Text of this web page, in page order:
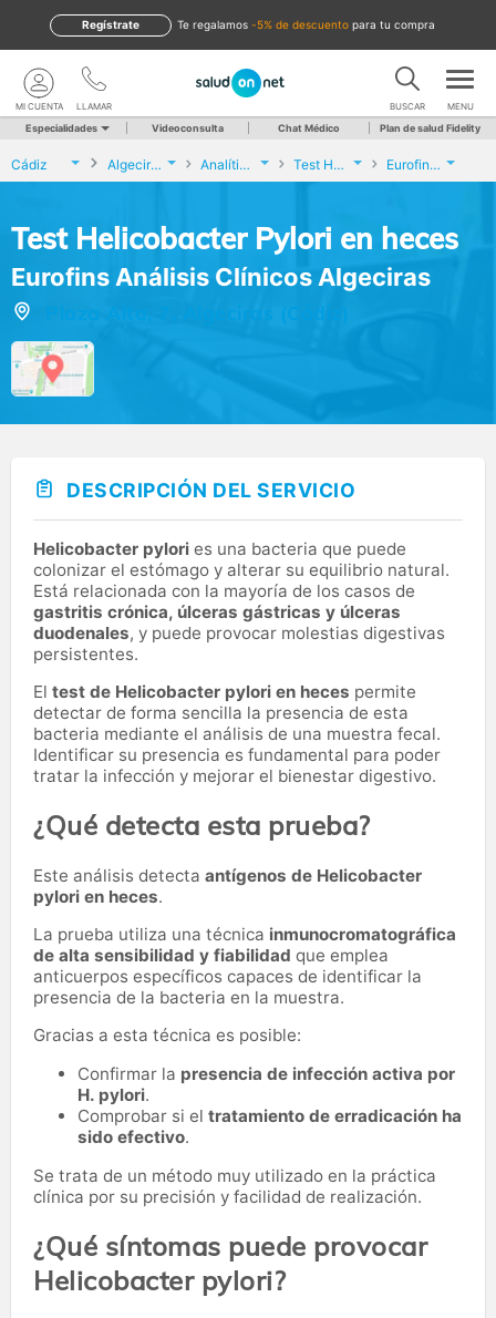
te regalamos -5% de descuento para tu compra
Regístrate
LLAMAR
MI CUENTA BUSCAR MENU
Especialidades Videoconsulta Chat Médico Plan de salud Fidelity
Cádiz Algeciras Analíticas y Genética Test Helicobacter Pylori en heces Eurofins Análisis Clínicos Algeciras
Test Helicobacter Pylori en heces
Eurofins Análisis Clínicos Algeciras
Plaza Alta, 7, Algeciras (Cádiz)
DESCRIPCIÓN DEL SERVICIO
Helicobacter pylori es una bacteria que puede
colonizar el estómago y alterar su equilibrio natural.
Está relacionada con la mayoría de los casos de
gastritis crónica, úlceras gástricas y úlceras
duodenales, y puede provocar molestias digestivas
persistentes.
El test de Helicobacter pylori en heces permite
detectar de forma sencilla la presencia de esta
bacteria mediante el análisis de una muestra fecal.
Identificar su presencia es fundamental para poder
tratar la infección y mejorar el bienestar digestivo.
¿Qué detecta esta prueba?
Este análisis detecta antígenos de Helicobacter
pylori en heces.
La prueba utiliza una técnica inmunocromatográfica
de alta sensibilidad y fiabilidad que emplea
anticuerpos específicos capaces de identificar la
presencia de la bacteria en la muestra.
Gracias a esta técnica es posible:
Confirmar la presencia de infección activa por
H. pylori.
Comprobar si el tratamiento de erradicación ha
sido efectivo.
Se trata de un método muy utilizado en la práctica
clínica por su precisión y facilidad de realización.
¿Qué síntomas puede provocar
Helicobacter pylori?